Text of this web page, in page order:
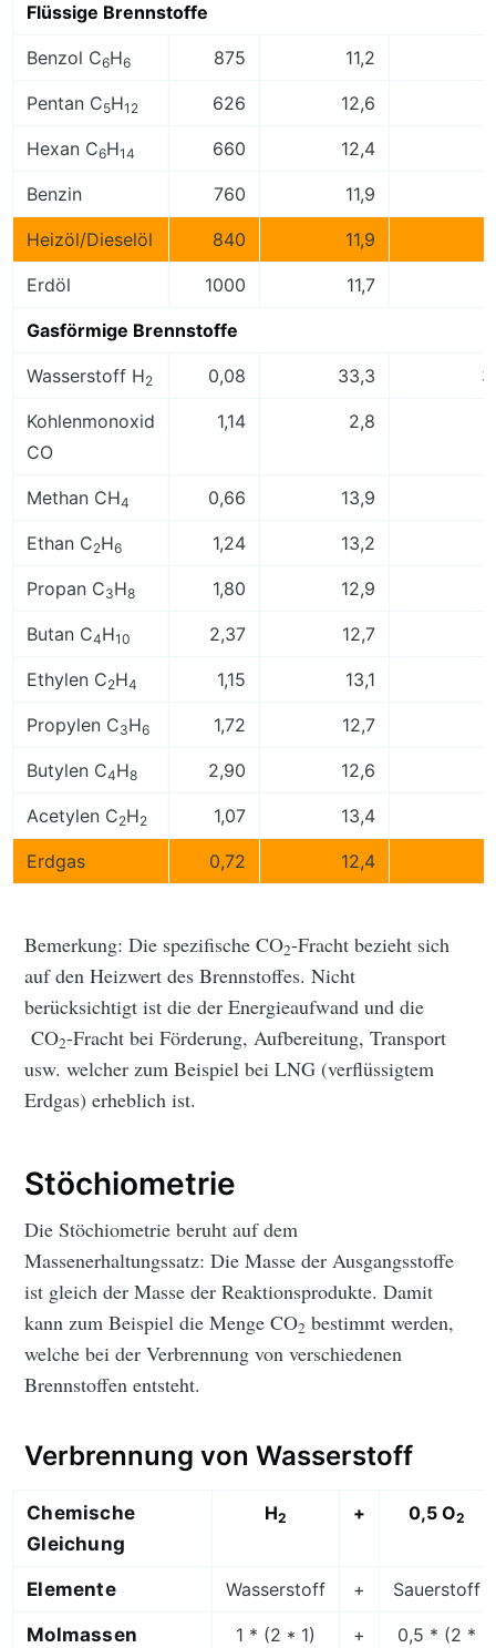
Flüssige Brennstoffe
Benzol C6H6 875 11,2
Pentan C5H12 626 12,6
Hexan C6H14 660 12,4
Benzin 760 11,9
Heizöl/Dieselöl 840 11,9
Erdöl 1000 11,7
Gasförmige Brennstoffe
Wasserstoff H2 0,08 33,3
Kohlenmonoxid
CO
1,14 2,8
Methan CH4 0,66 13,9
Ethan C2H6 1,24 13,2
Propan C3H8 1,80 12,9
Butan C4H10 2,37 12,7
Ethylen C2H4 1,15 13,1
Propylen C3H6 1,72 12,7
Butylen C4H8 2,90 12,6
Acetylen C2H2 1,07 13,4
Erdgas 0,72 12,4
Bemerkung: Die spezifische CO2-Fracht bezieht sich
auf den Heizwert des Brennstoffes. Nicht
berücksichtigt ist die der Energieaufwand und die
CO2-Fracht bei Förderung, Aufbereitung, Transport
usw. welcher zum Beispiel bei LNG (verflüssigtem
Erdgas) erheblich ist.
Stöchiometrie
Die Stöchiometrie beruht auf dem
Massenerhaltungssatz: Die Masse der Ausgangsstoffe
ist gleich der Masse der Reaktionsprodukte. Damit
kann zum Beispiel die Menge CO2 bestimmt werden,
welche bei der Verbrennung von verschiedenen
Brennstoffen entsteht.
Verbrennung von Wasserstoff
Chemische
Gleichung
H2 + 0,5 O2
Elemente Wasserstoff + Sauerstoff
Molmassen
1 * (2 * 1) +
0,5 * (2 *